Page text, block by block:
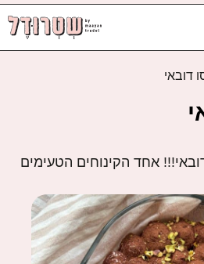
דובאי
אחד הקינוחים הטעימים